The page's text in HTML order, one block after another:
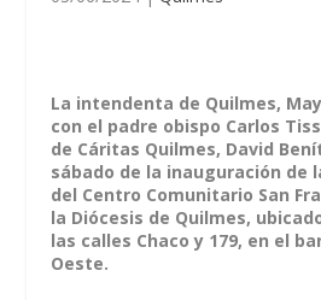
La intendenta de Quilmes,
con el padre obispo Carlos
de Cáritas Quilmes, David
sábado de la inauguración de
del Centro Comunitario San
la Diócesis de Quilmes,
las calles Chaco y 179, en el
Oeste.